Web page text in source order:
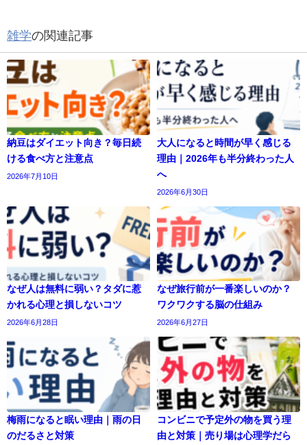
雑学の関連記事
納豆はダイエット向き？毎日続
ける食べ方と注意点
2026年7月10日
大人になると時間が早く感じる
理由｜2026年も半分終わった人
へ
2026年6月30日
なぜ人は無料に弱い？タダに惹
かれる心理と損しないコツ
2026年6月28日
なぜ旅行前が一番楽しいのか？
ワクワクする脳の仕組み
2026年6月27日
梅雨になると眠い理由｜雨の日
のだるさと対策
コンビニで予定外の物を買う理
由と対策｜売り場は心理学だら